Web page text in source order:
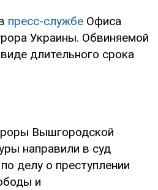
пресс-службе Офиса
Украины. Обвиняемой
длительного срока
Вышгородской
направили в суд
делу о преступлении
и